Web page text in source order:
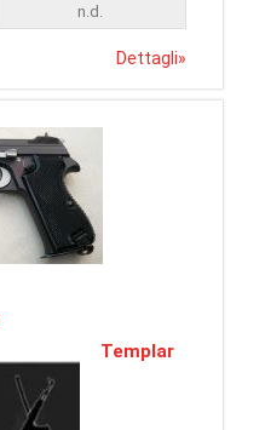
n.d.
Dettagli»
Templar